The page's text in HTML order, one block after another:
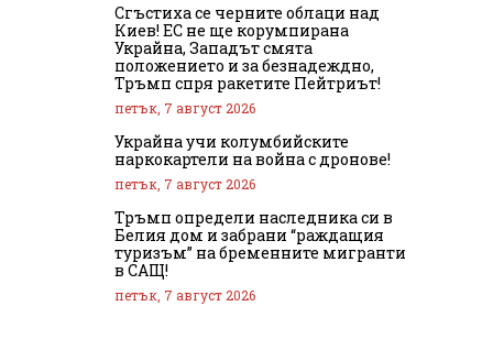
Сгъстиха се черните облаци над
Киев! ЕС не ще корумпирана
Украйна, Западът смята
положението и за безнадеждно,
Тръмп спря ракетите Пейтриът!
петък, 7 август 2026
Украйна учи колумбийските
наркокартели на война с дронове!
петък, 7 август 2026
Тръмп определи наследника си в
Белия дом и забрани “раждащия
туризъм” на бременните мигранти
в САЩ!
петък, 7 август 2026